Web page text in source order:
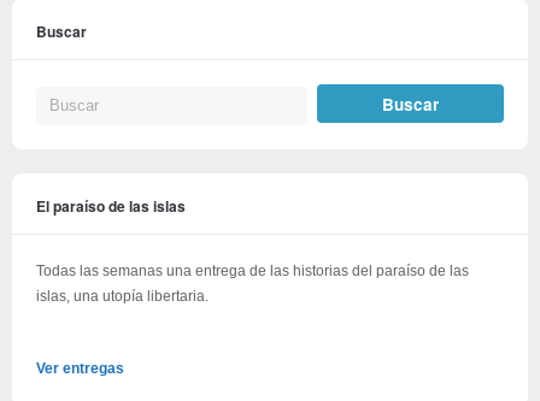
Buscar
El paraíso de las islas
Todas las semanas una entrega de las historias del paraíso de las
islas, una utopía libertaria.
Ver entregas